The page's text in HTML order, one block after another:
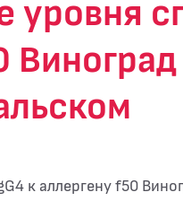
уровня
к аллергену f50